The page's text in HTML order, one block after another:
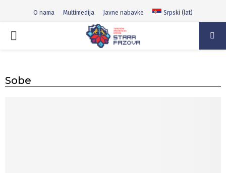
O nama Multimedija Javne nabavke Srpski (lat)
PRIMARY
Sobe